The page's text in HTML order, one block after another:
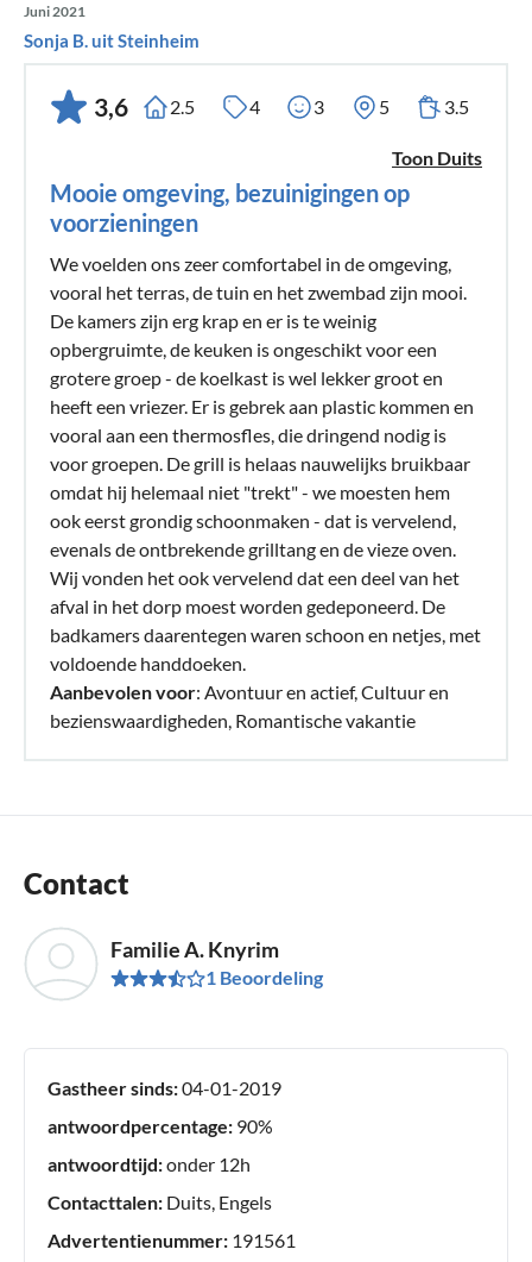
Juni 2021
Sonja B. uit Steinheim
3,6 2.5 4 3 5 3.5
Toon Duits
Mooie omgeving, bezuinigingen op
voorzieningen
We voelden ons zeer comfortabel in de omgeving,
vooral het terras, de tuin en het zwembad zijn mooi.
De kamers zijn erg krap en er is te weinig
opbergruimte, de keuken is ongeschikt voor een
grotere groep - de koelkast is wel lekker groot en
heeft een vriezer. Er is gebrek aan plastic kommen en
vooral aan een thermosfles, die dringend nodig is
voor groepen. De grill is helaas nauwelijks bruikbaar
omdat hij helemaal niet "trekt" - we moesten hem
ook eerst grondig schoonmaken - dat is vervelend,
evenals de ontbrekende grilltang en de vieze oven.
Wij vonden het ook vervelend dat een deel van het
afval in het dorp moest worden gedeponeerd. De
badkamers daarentegen waren schoon en netjes, met
voldoende handdoeken.
Aanbevolen voor: Avontuur en actief, Cultuur en
bezienswaardigheden, Romantische vakantie
Contact
Familie A. Knyrim
1 Beoordeling
Gastheer sinds:04-01-2019
antwoordpercentage: 90%
antwoordtijd:onder 12h
Contacttalen: Duits, Engels
Advertentienummer: 191561